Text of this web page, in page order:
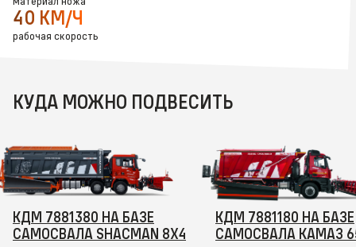
40 КМ/Ч
рабочая скорость
КУДА МОЖНО ПОДВЕСИТЬ
КДМ 7881380 НА БАЗЕ
САМОСВАЛА SHACMAN 8Х4
КДМ 7881180 НА БАЗЕ
САМОСВАЛА КАМАЗ